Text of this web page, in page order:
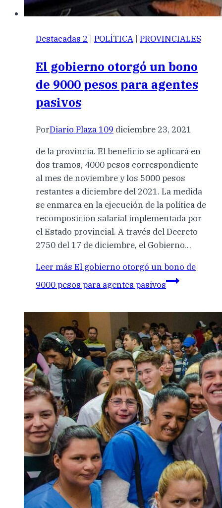
Destacadas 2 | POLÍTICA | PROVINCIALES
El gobierno otorgó un bono
de 9000 pesos para agentes
pasivos
PorDiario Plaza 109 diciembre 23, 2021
de la provincia. El beneficio se aplicará en
dos tramos, 4000 pesos correspondiente
al mes de noviembre y los 5000 pesos
restantes a diciembre del 2021. La medida
se enmarca en la ejecución de la política de
recomposición salarial implementada por
el Estado provincial. A través del Decreto
2750 del 17 de diciembre, el Gobierno…
Leer más El gobierno otorgó un bono de
9000 pesos para agentes pasivos